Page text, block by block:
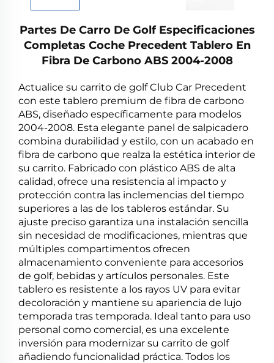
Partes De Carro De Golf Especificaciones
Completas Coche Precedent Tablero En
Fibra De Carbono ABS 2004-2008
Actualice su carrito de golf Club Car Precedent
con este tablero premium de fibra de carbono
ABS, diseñado específicamente para modelos
2004-2008. Esta elegante panel de salpicadero
combina durabilidad y estilo, con un acabado en
fibra de carbono que realza la estética interior de
su carrito. Fabricado con plástico ABS de alta
calidad, ofrece una resistencia al impacto y
protección contra las inclemencias del tiempo
superiores a las de los tableros estándar. Su
ajuste preciso garantiza una instalación sencilla
sin necesidad de modificaciones, mientras que
múltiples compartimentos ofrecen
almacenamiento conveniente para accesorios
de golf, bebidas y artículos personales. Este
tablero es resistente a los rayos UV para evitar
decoloración y mantiene su apariencia de lujo
temporada tras temporada. Ideal tanto para uso
personal como comercial, es una excelente
inversión para modernizar su carrito de golf
añadiendo funcionalidad práctica. Todos los